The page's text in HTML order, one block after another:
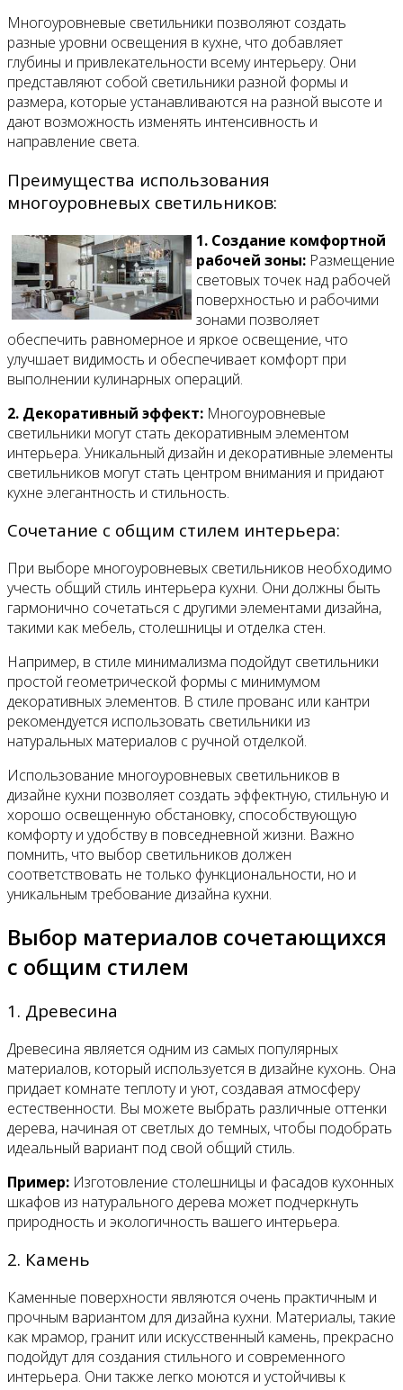
Многоуровневые светильники позволяют создать
разные уровни освещения в кухне, что добавляет
глубины и привлекательности всему интерьеру. Они
представляют собой светильники разной формы и
размера, которые устанавливаются на разной высоте и
дают возможность изменять интенсивность и
направление света.
Преимущества использования
многоуровневых светильников:
1. Создание комфортной
рабочей зоны: Размещение
световых точек над рабочей
поверхностью и рабочими
зонами позволяет
обеспечить равномерное и яркое освещение, что
улучшает видимость и обеспечивает комфорт при
выполнении кулинарных операций.
2. Декоративный эффект: Многоуровневые
светильники могут стать декоративным элементом
интерьера. Уникальный дизайн и декоративные элементы
светильников могут стать центром внимания и придают
кухне элегантность и стильность.
Сочетание с общим стилем интерьера:
При выборе многоуровневых светильников необходимо
учесть общий стиль интерьера кухни. Они должны быть
гармонично сочетаться с другими элементами дизайна,
такими как мебель, столешницы и отделка стен.
Например, в стиле минимализма подойдут светильники
простой геометрической формы с минимумом
декоративных элементов. В стиле прованс или кантри
рекомендуется использовать светильники из
натуральных материалов с ручной отделкой.
Использование многоуровневых светильников в
дизайне кухни позволяет создать эффектную, стильную и
хорошо освещенную обстановку, способствующую
комфорту и удобству в повседневной жизни. Важно
помнить, что выбор светильников должен
соответствовать не только функциональности, но и
уникальным требование дизайна кухни.
Выбор материалов сочетающихся
с общим стилем
1. Древесина
Древесина является одним из самых популярных
материалов, который используется в дизайне кухонь. Она
придает комнате теплоту и уют, создавая атмосферу
естественности. Вы можете выбрать различные оттенки
дерева, начиная от светлых до темных, чтобы подобрать
идеальный вариант под свой общий стиль.
Пример: Изготовление столешницы и фасадов кухонных
шкафов из натурального дерева может подчеркнуть
природность и экологичность вашего интерьера.
2. Камень
Каменные поверхности являются очень практичным и
прочным вариантом для дизайна кухни. Материалы, такие
как мрамор, гранит или искусственный камень, прекрасно
подойдут для создания стильного и современного
интерьера. Они также легко моются и устойчивы к